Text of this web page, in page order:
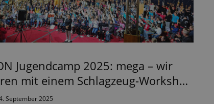
Jugendcamp 2025: mega – wir
mit einem Schlagzeug-Workshop
September 2025